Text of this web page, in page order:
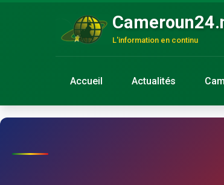
L'information en continu
Accueil Actualités